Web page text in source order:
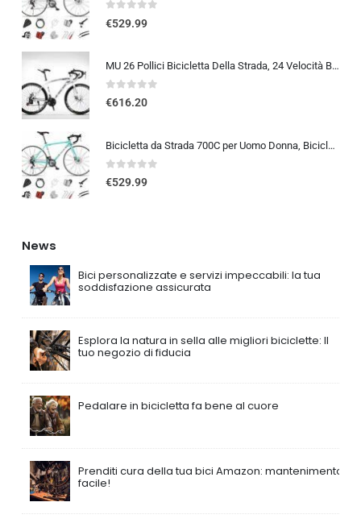
0out of 5
€529.99
MU 26 Pollici Bicicletta Della Strada, 24 Velocità Bici, Doppio Disco Freno, Acciaio Al Carbonio Telaio, Strada Biciclette…
0out of 5
€616.20
Bicicletta da Strada 700C per Uomo Donna, Bicicletta da Corsa con Freno a Disco 24/27/30 velocità, Telaio in Acciaio ad Al…
0out of 5
€529.99
News
Bici personalizzate e servizi impeccabili: la tua
soddisfazione assicurata
Esplora la natura in sella alle migliori biciclette: Il
tuo negozio di fiducia
Pedalare in bicicletta fa bene al cuore
Prenditi cura della tua bici Amazon: mantenimento
facile!